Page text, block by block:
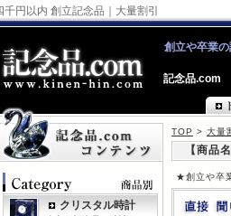
千円以内 創立記念品｜大量割引
創立や卒業
記念品.com
TOP > 大量
【商品
★創立や卒
クリスタル時計